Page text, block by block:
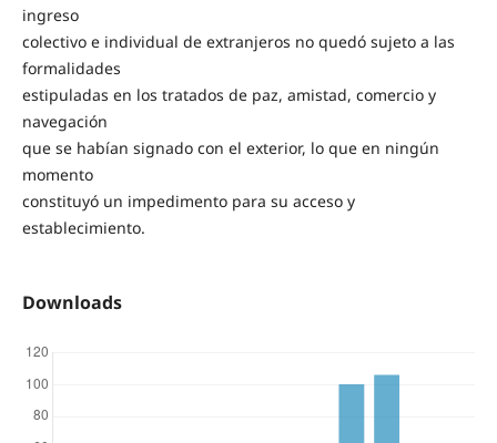
ingreso
colectivo e individual de extranjeros no quedó sujeto a las
formalidades
estipuladas en los tratados de paz, amistad, comercio y
navegación
que se habían signado con el exterior, lo que en ningún
momento
constituyó un impedimento para su acceso y
establecimiento.
Downloads